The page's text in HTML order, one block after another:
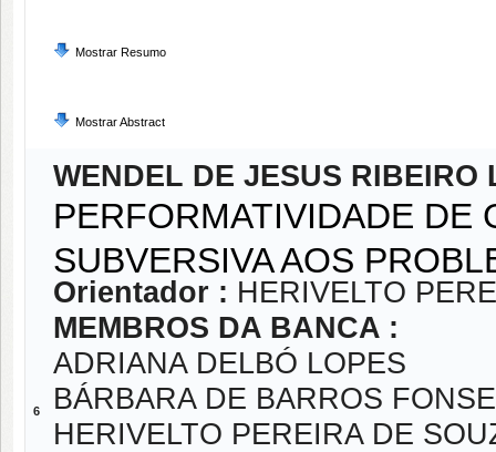
Mostrar Resumo
Mostrar Abstract
6
WENDEL DE JESUS RIBEIRO
PERFORMATIVIDADE DE
SUBVERSIVA AOS
Orientador : HERIVELTO
MEMBROS DA BANCA :
ADRIANA DELBÓ LOPES
BÁRBARA DE BARROS
HERIVELTO PEREIRA DE